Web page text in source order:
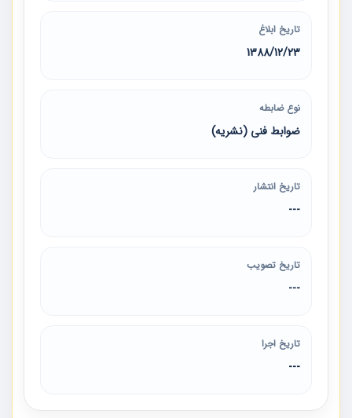
تاریخ ابلاغ
1388/12/23
نوع ضابطه
ضوابط فنی (نشریه)
تاریخ انتشار
---
تاریخ تصویب
---
تاریخ اجرا
---